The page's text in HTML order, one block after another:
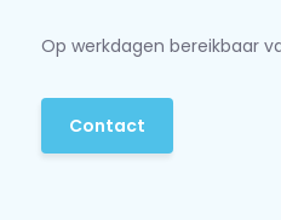
Op werkdagen bereikbaar
Contact